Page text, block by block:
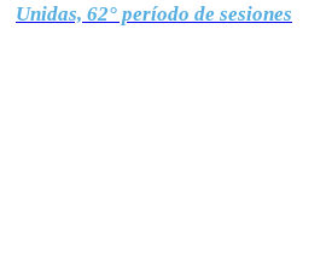
Unidas, 62° período de sesiones